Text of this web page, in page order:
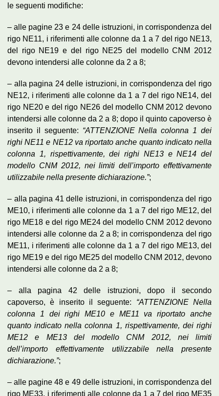
le seguenti modifiche:
– alle pagine 23 e 24 delle istruzioni, in corrispondenza del
rigo NE11, i riferimenti alle colonne da 1 a 7 del rigo NE13,
del rigo NE19 e del rigo NE25 del modello CNM 2012
devono intendersi alle colonne da 2 a 8;
– alla pagina 24 delle istruzioni, in corrispondenza del rigo
NE12, i riferimenti alle colonne da 1 a 7 del rigo NE14, del
rigo NE20 e del rigo NE26 del modello CNM 2012 devono
intendersi alle colonne da 2 a 8; dopo il quinto capoverso è
inserito il seguente: “ATTENZIONE Nella colonna 1 dei
righi NE11 e NE12 va riportato anche quanto indicato nella
colonna 1, rispettivamente, dei righi NE13 e NE14 del
modello CNM 2012, nei limiti dell’importo effettivamente
utilizzabile nella presente dichiarazione.”;
– alla pagina 41 delle istruzioni, in corrispondenza del rigo
ME10, i riferimenti alle colonne da 1 a 7 del rigo ME12, del
rigo ME18 e del rigo ME24 del modello CNM 2012 devono
intendersi alle colonne da 2 a 8; in corrispondenza del rigo
ME11, i riferimenti alle colonne da 1 a 7 del rigo ME13, del
rigo ME19 e del rigo ME25 del modello CNM 2012, devono
intendersi alle colonne da 2 a 8;
– alla pagina 42 delle istruzioni, dopo il secondo
capoverso, è inserito il seguente: “ATTENZIONE Nella
colonna 1 dei righi ME10 e ME11 va riportato anche
quanto indicato nella colonna 1, rispettivamente, dei righi
ME12 e ME13 del modello CNM 2012, nei limiti
dell’importo effettivamente utilizzabile nella presente
dichiarazione.”;
– alle pagine 48 e 49 delle istruzioni, in corrispondenza del
rigo ME33, i riferimenti alle colonne da 1 a 7 del rigo ME35